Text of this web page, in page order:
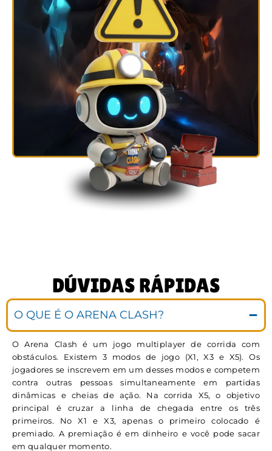
DÚVIDAS RÁPIDAS
O QUE É O ARENA CLASH?
O Arena Clash é um jogo multiplayer de corrida com
obstáculos. Existem 3 modos de jogo (X1, X3 e X5). Os
jogadores se inscrevem em um desses modos e competem
contra outras pessoas simultaneamente em partidas
dinâmicas e cheias de ação. Na corrida X5, o objetivo
principal é cruzar a linha de chegada entre os três
primeiros. No X1 e X3, apenas o primeiro colocado é
premiado. A premiação é em dinheiro e você pode sacar
em qualquer momento.